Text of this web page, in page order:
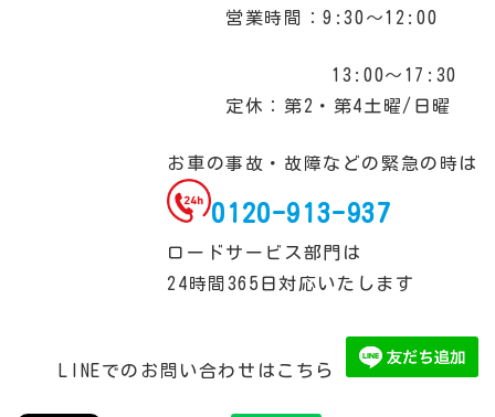
営業時間：9:30～12:00
13:00～17:30
定休：第2・第4土曜/日曜
お車の事故・故障などの緊急の時は
0120-913-937
ロードサービス部門は
24時間365日対応いたします
LINEでのお問い合わせはこちら